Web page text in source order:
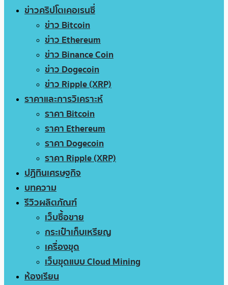
ข่าวคริปโตเคอเรนซี่
ข่าว Bitcoin
ข่าว Ethereum
ข่าว Binance Coin
ข่าว Dogecoin
ข่าว Ripple (XRP)
ราคาและการวิเคราะห์
ราคา Bitcoin
ราคา Ethereum
ราคา Dogecoin
ราคา Ripple (XRP)
ปฏิทินเศรษฐกิจ
บทความ
รีวิวผลิตภัณฑ์
เว็บซื้อขาย
กระเป๋าเก็บเหรียญ
เครื่องขุด
เว็บขุดแบบ Cloud Mining
ห้องเรียน